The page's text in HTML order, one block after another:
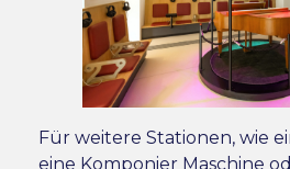
Für weitere Stationen, wie
eine Komponier Maschine